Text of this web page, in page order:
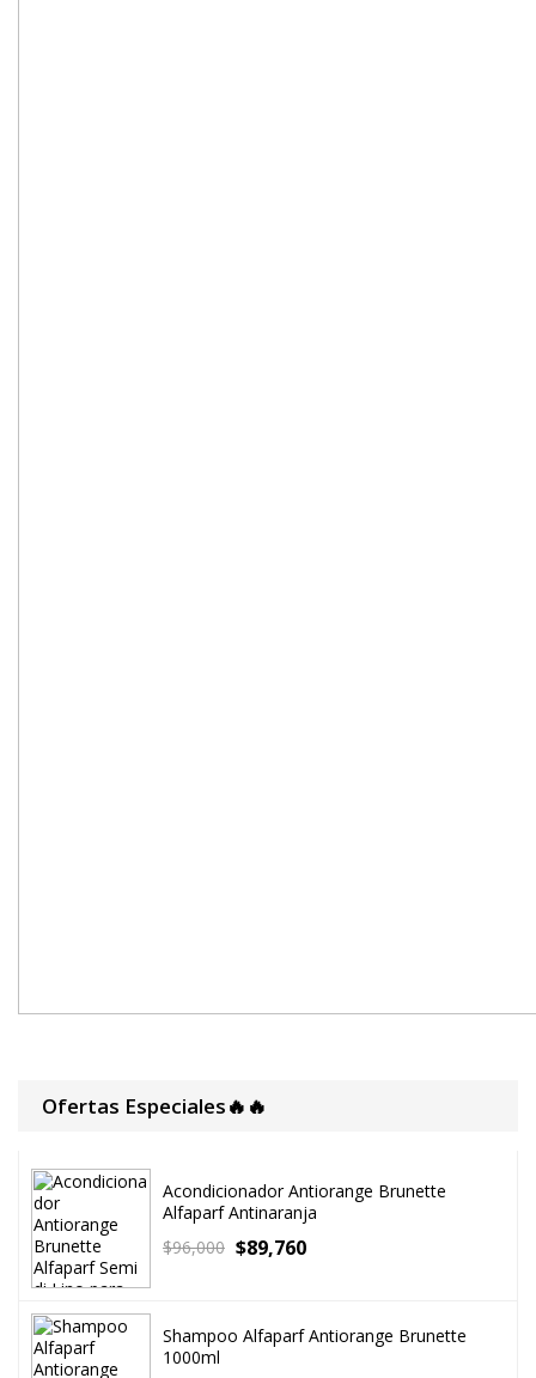
Ofertas Especiales🔥🔥
Acondicionador Antiorange Brunette
Alfaparf Antinaranja
$96,000 $89,760
Shampoo Alfaparf Antiorange Brunette
1000ml